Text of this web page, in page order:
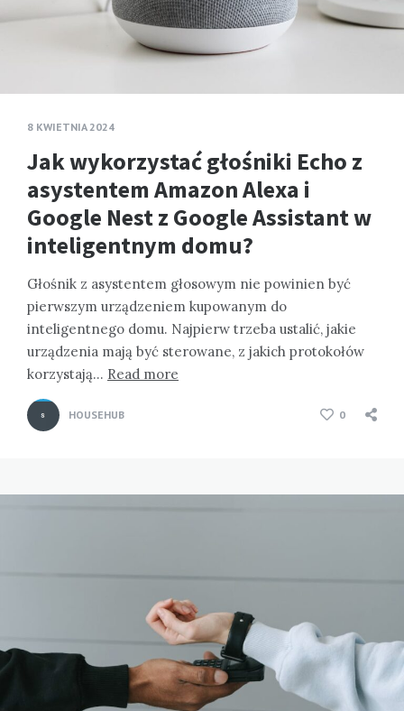
8 KWIETNIA 2024
Jak wykorzystać głośniki Echo z
asystentem Amazon Alexa i
Google Nest z Google Assistant w
inteligentnym domu?
Głośnik z asystentem głosowym nie powinien być
pierwszym urządzeniem kupowanym do
inteligentnego domu. Najpierw trzeba ustalić, jakie
urządzenia mają być sterowane, z jakich protokołów
korzystają… Read more
HOUSEHUB 0